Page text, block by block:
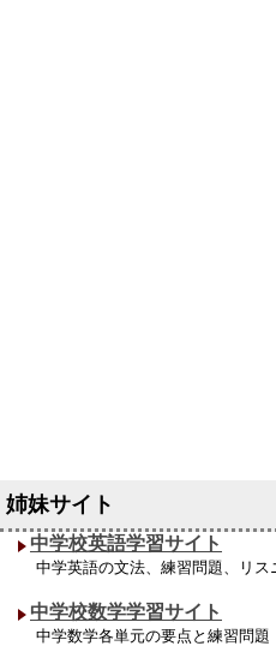
中学校英語学習サイト
中学英語の文法、練習問題、リス
中学校数学学習サイト
中学数学各単元の要点と練習問題